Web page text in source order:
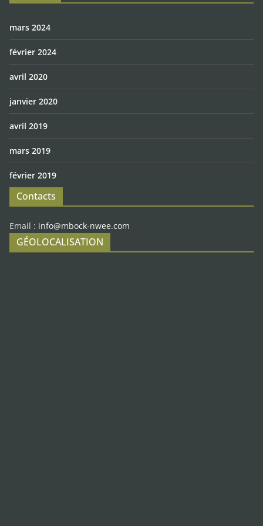
mars 2024
février 2024
avril 2020
janvier 2020
avril 2019
mars 2019
février 2019
Contacts
Email : info@mbock-nwee.com
GÉOLOCALISATION